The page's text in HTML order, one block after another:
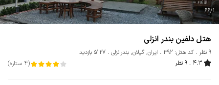
66/1
هتل دلفین بندر انزلی
9 نظر کد هتل: 392 ایران, گیلان, بندرانزلی
5127 بازدید
4.3
9 نظر (
4 ستاره)